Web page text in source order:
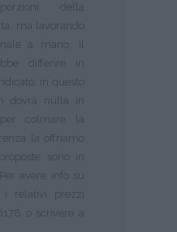
della
ma lavorando
a mano, il
differire in
in questo
dovrà nulla in
colmare la
la offriamo
sono in
avere info su
i relativi prezzi
o scrivere a